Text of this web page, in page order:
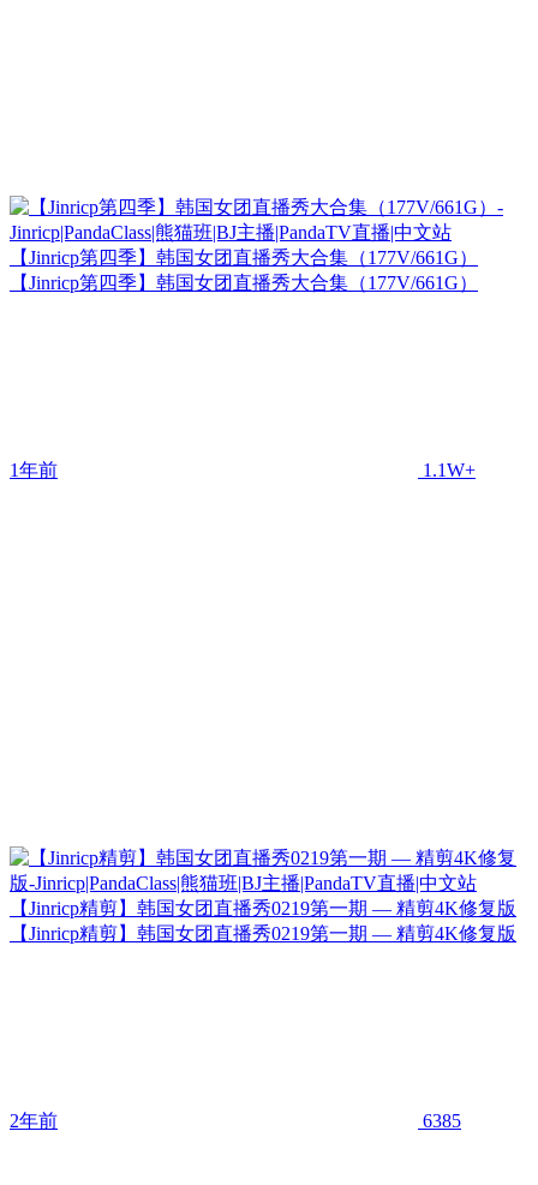
【Jinricp第四季】韩国女团直播秀大合集（177V/661G）
【Jinricp第四季】韩国女团直播秀大合集（177V/661G）
1年前 1.1W+
【Jinricp精剪】韩国女团直播秀0219第一期 — 精剪4K修复版
【Jinricp精剪】韩国女团直播秀0219第一期 — 精剪4K修复版
2年前 6385